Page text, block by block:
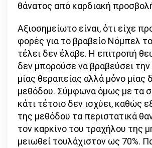
θάνατος από καρδιακή
Αξιοσημείωτο είναι, ότι είχε
φορές για το βραβείο Νόμπελ
τέλει δεν έλαβε. Η επιτροπή
δεν μπορούσε να βραβεύσει
μίας θεραπείας αλλά μόνο μίας
μεθόδου. Σύμφωνα όμως με τα
κάτι τέτοιο δεν ισχύει, καθώς
της μεθόδου τα περιστατικά
τον καρκίνο του τραχήλου της
μειωθεί τουλάχιστον ως 70%.